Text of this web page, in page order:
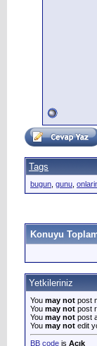
Tags
bugun gunu
Konuyu
Yetkileriniz
You may not post
You may not post
You may not post
You may not edit
BB code is Açık